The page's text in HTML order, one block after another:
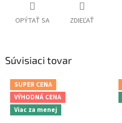
OPÝTAŤ SA ZDIEĽAŤ
Súvisiaci tovar
SUPER CENA
VÝHODNÁ CENA
Viac za menej